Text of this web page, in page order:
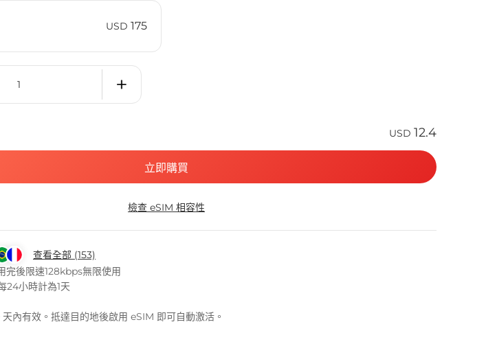
USD 175
USD 12.4
立即購買
檢查 eSIM 相容性
查看全部 (153)
完後限速128kbps無限使用
24小時計為1天
內有效。抵達目的地後啟用 eSIM 即可自動激活。